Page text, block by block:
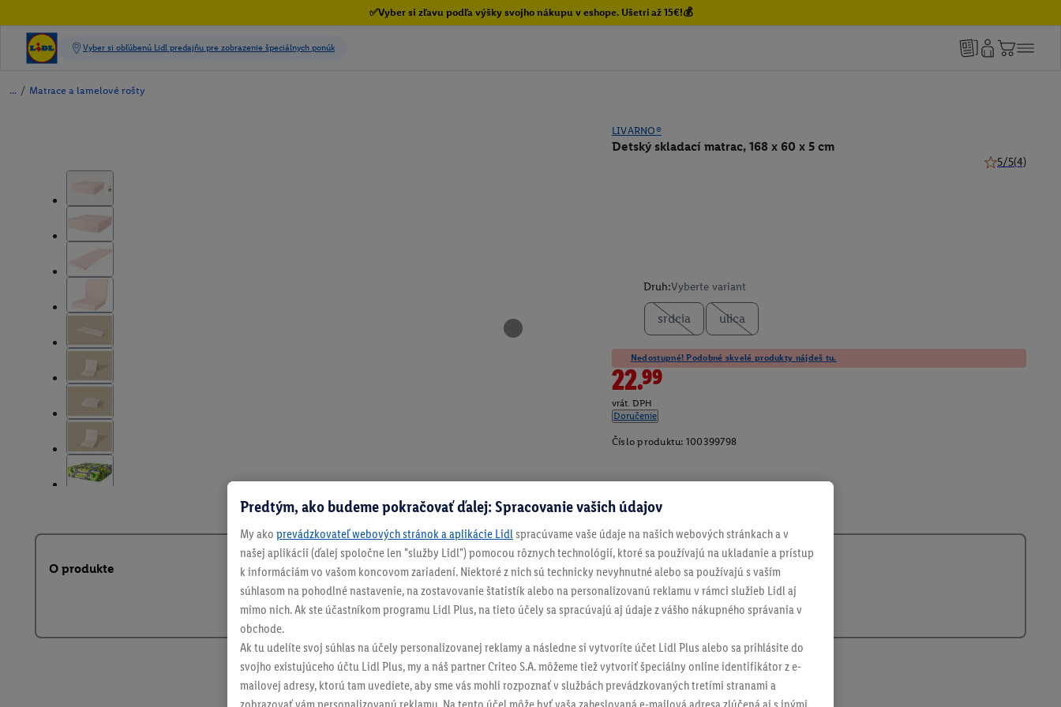
✅Vyber si zľavu podľa výšky svojho nákupu v eshope. Ušetri až 15€!💰
/ Matrace a lamelové rošty
LIVARNO®
Detský skladací matrac, 168 x 60 x 5 cm
5/5(4)
Druh:Vyberte variant
srdcia ulica
Nedostupné! Podobné skvelé produkty nájdeš tu.
22.99
vrát. DPH
Doručenie
Číslo produktu: 100399798
O produkte
Predtým, ako budeme pokračovať ďalej: Spracovanie vašich údajov
My ako prevádzkovateľ webových stránok a aplikácie Lidl spracúvame vaše údaje na našich webových stránkach a v
našej aplikácii (ďalej spoločne len "služby Lidl") pomocou rôznych technológií, ktoré sa používajú na ukladanie a prístup
k informáciám vo vašom koncovom zariadení. Niektoré z nich sú technicky nevyhnutné alebo sa používajú s vaším
súhlasom na pohodlné nastavenie, na zostavovanie štatistík alebo na personalizovanú reklamu v rámci služieb Lidl aj
mimo nich. Ak ste účastníkom programu Lidl Plus, na tieto účely sa spracúvajú aj údaje z vášho nákupného správania v
obchode.
Ak tu udelíte svoj súhlas na účely personalizovanej reklamy a následne si vytvoríte účet Lidl Plus alebo sa prihlásite do
svojho existujúceho účtu Lidl Plus, my a náš partner Criteo S.A. môžeme tiež vytvoriť špeciálny online identifikátor z e-
mailovej adresy, ktorú tam uvediete, aby sme vás mohli rozpoznať v službách prevádzkovaných tretími stranami a